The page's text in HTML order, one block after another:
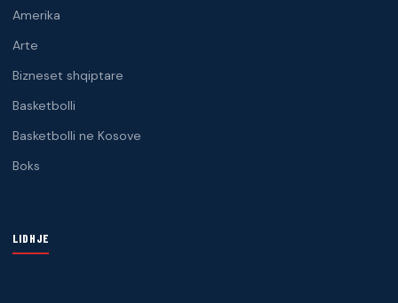
Amerika
Arte
Bizneset shqiptare
Basketbolli
Basketbolli ne Kosove
Boks
LIDHJE